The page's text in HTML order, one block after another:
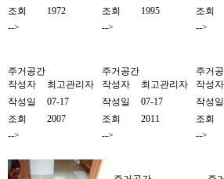
조회
1972
-->
조회
1995
-->
조회
-->
주거공간
작성자
최고관리자
작성일
07-17
조회
2007
-->
주거공간
작성자
최고관리자
작성일
07-17
조회
2011
-->
주거
작성자
작성일
조회
-->